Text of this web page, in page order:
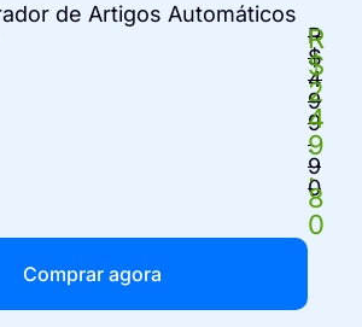
de Artigos Automáticos
R
$
4
9
9
.
9
0
R
$
2
4
9
.
8
0
Comprar agora